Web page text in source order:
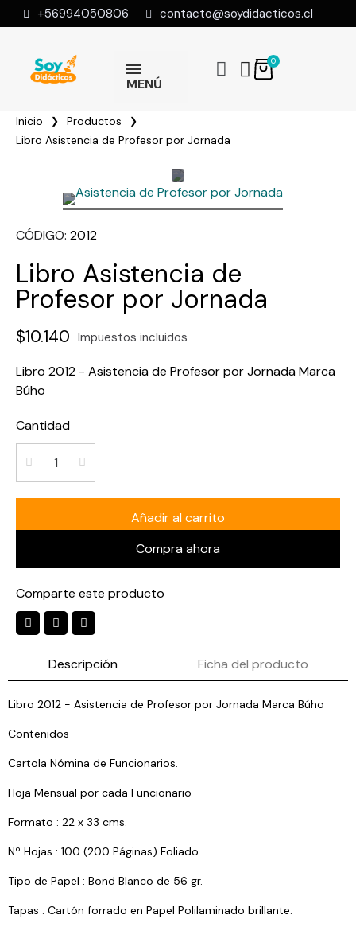
+56994050806 contacto@soydidacticos.cl
MENÚ
Inicio
Productos
Libro Asistencia de Profesor por Jornada
CÓDIGO 2012
Libro Asistencia de
Profesor por Jornada
$10.140 Impuestos incluidos
Libro 2012 - Asistencia de Profesor por Jornada Marca
Búho
Cantidad
Añadir al carrito
Compra ahora
Comparte este producto
Descripción Ficha del producto
Libro 2012 - Asistencia de Profesor por Jornada Marca Búho
Contenidos
Cartola Nómina de Funcionarios.
Hoja Mensual por cada Funcionario
Formato : 22 x 33 cms.
Nº Hojas : 100 (200 Páginas) Foliado.
Tipo de Papel : Bond Blanco de 56 gr.
Tapas : Cartón forrado en Papel Polilaminado brillante.